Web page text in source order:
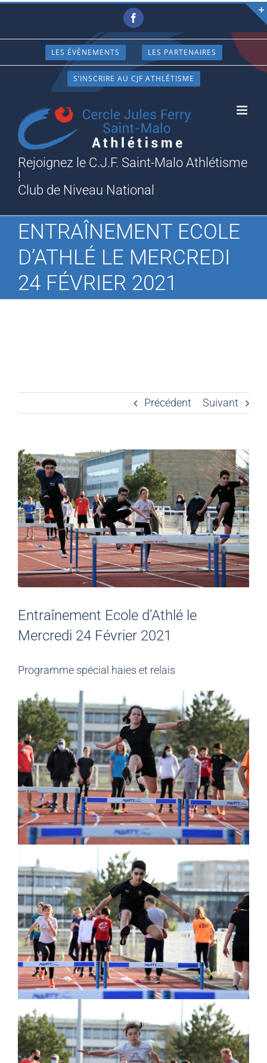
Passer
contenu
Facebook
LES ÉVÈNEMENTS LES PARTENAIRES
S’INSCRIRE AU CJF ATHLÉTISME
Rejoignez le C.J.F. Saint-Malo Athlétisme
!
Club de Niveau National
ENTRAÎNEMENT ECOLE
D’ATHLÉ LE MERCREDI
24 FÉVRIER 2021
Précédent Suivant
Entraînement Ecole d’Athlé le
Mercredi 24 Février 2021
Programme spécial haies et relais